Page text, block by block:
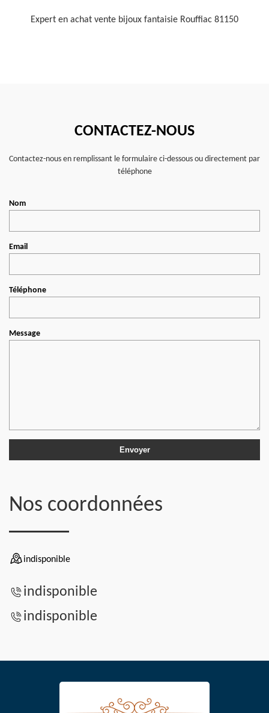
Expert en achat vente bijoux fantaisie Rouffiac 81150
CONTACTEZ-NOUS
Contactez-nous en remplissant le formulaire ci-dessous ou directement par
téléphone
Nom
Email
Téléphone
Message
Nos coordonnées
indisponible
indisponible
indisponible